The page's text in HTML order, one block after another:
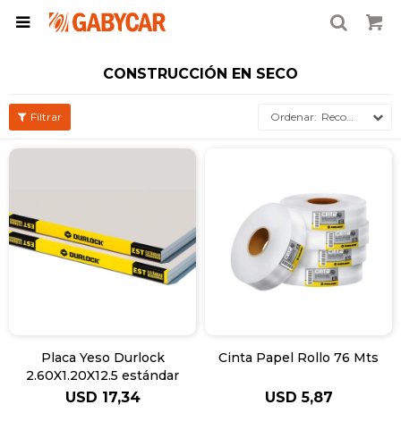

CONSTRUCCIÓN EN SECO
Recomendados
Placa Yeso Durlock
2.60X1.20X12.5 estándar
USD 17,34
Cinta Papel Rollo 76 Mts
USD 5,87